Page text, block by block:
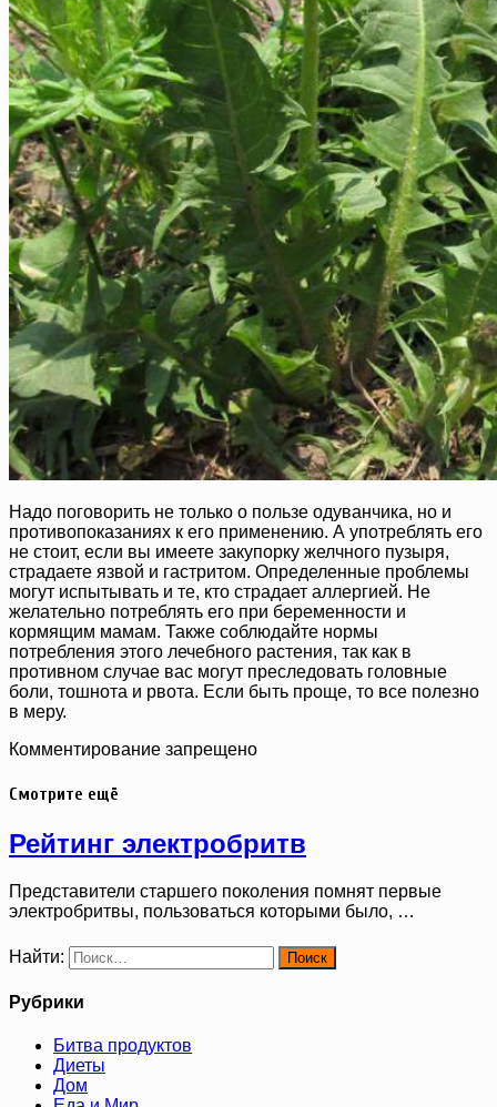
Надо поговорить не только о пользе одуванчика, но и
противопоказаниях к его применению. А употреблять его
не стоит, если вы имеете закупорку желчного пузыря,
страдаете язвой и гастритом. Определенные проблемы
могут испытывать и те, кто страдает аллергией. Не
желательно потреблять его при беременности и
кормящим мамам. Также соблюдайте нормы
потребления этого лечебного растения, так как в
противном случае вас могут преследовать головные
боли, тошнота и рвота. Если быть проще, то все полезно
в меру.
Комментирование запрещено
Смотрите ещё
Рейтинг электробритв
Представители старшего поколения помнят первые
электробритвы, пользоваться которыми было, …
Найти:
Рубрики
Битва продуктов
Диеты
Дом